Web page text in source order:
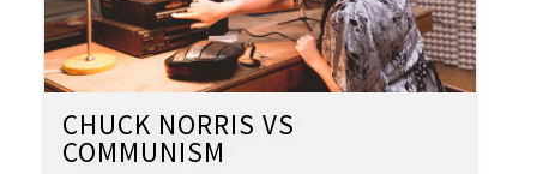
CHUCK NORRIS VS
COMMUNISM